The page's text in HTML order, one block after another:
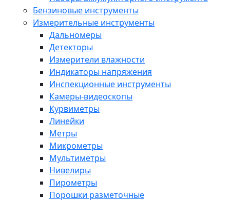
Бензиновые инструменты
Измерительные инструменты
Дальномеры
Детекторы
Измерители влажности
Индикаторы напряжения
Инспекционные инструменты
Камеры-видеоскопы
Курвиметры
Линейки
Метры
Микрометры
Мультиметры
Нивелиры
Пирометры
Порошки разметочные